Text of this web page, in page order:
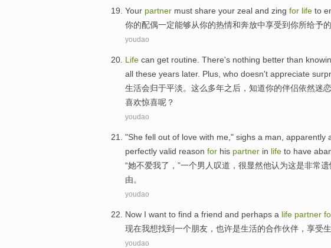
Your partner must share your zeal and zing for life to
你的配偶一定能够从你的热情和奔放中享受到你所给予的
youdao
Life can get routine. There's nothing better than
all these years later. Plus who doesn't appreciate
生活会归于平淡。这么多年之后 ， 知道你的伴侣依然迷恋
喜欢惊喜呢？
youdao
"She fell out of love with me ," sighs a man apparently
perfectly valid reason for his partner in life to have
“她不爱我了，”一个男人 叹道 ， 很显然他认为这是非常遗
由。
youdao
Now I want to find a friend and perhaps a life partner
现在我想找到一个朋友 ， 也许是生活的合作伙伴 ， 享受
youdao